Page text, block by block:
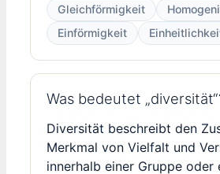
Gleichförmigkeit
Einförmigkeit
Was bedeutet
Diversität beschreibt den
Merkmal von Vielfalt und
innerhalb einer Gruppe oder